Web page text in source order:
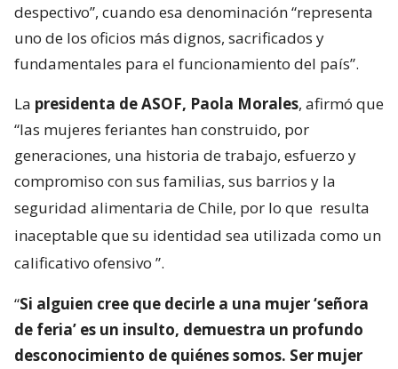
despectivo”, cuando esa denominación “representa
uno de los oficios más dignos, sacrificados y
fundamentales para el funcionamiento del país”.
La presidenta de ASOF, Paola Morales, afirmó que
“las mujeres feriantes han construido, por
generaciones, una historia de trabajo, esfuerzo y
compromiso con sus familias, sus barrios y la
seguridad alimentaria de Chile, por lo que resulta
inaceptable que su identidad sea utilizada como un
calificativo ofensivo ”.
“Si alguien cree que decirle a una mujer ‘señora
de feria’ es un insulto, demuestra un profundo
desconocimiento de quiénes somos. Ser mujer